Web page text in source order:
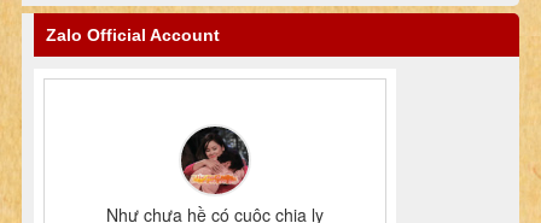
Zalo Official Account